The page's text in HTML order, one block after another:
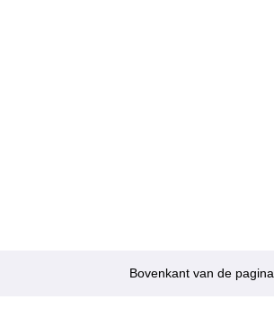
Bovenkant van de pagina